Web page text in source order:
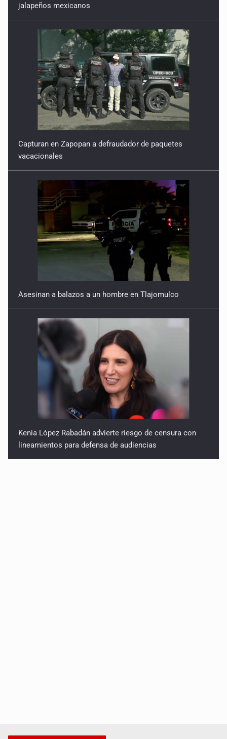
jalapeños mexicanos
Capturan en Zapopan a defraudador de paquetes
vacacionales
Asesinan a balazos a un hombre en Tlajomulco
Kenia López Rabadán advierte riesgo de censura con
lineamientos para defensa de audiencias
en Oblatos